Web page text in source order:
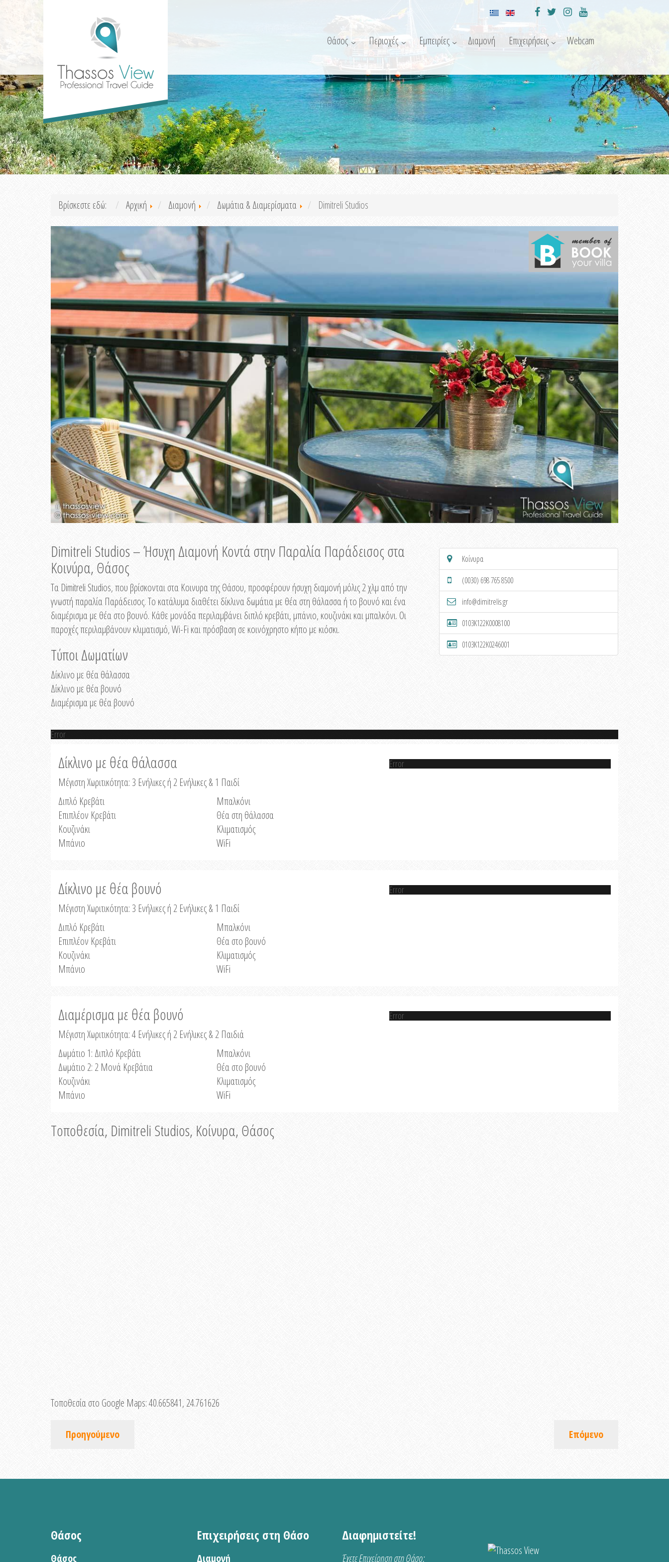
Θάσος Περιοχές Εμπειρίες Διαμονή Επιχειρήσεις Webcam
Βρίσκεστε εδώ: Αρχική Διαμονή Δωμάτια & Διαμερίσματα Dimitreli Studios
Dimitreli Studios – Ήσυχη Διαμονή Κοντά στην Παραλία Παράδεισος στα
Κοινύρα, Θάσος
Τα Dimitreli Studios, που βρίσκονται στα Κοινυρα της Θάσου, προσφέρουν ήσυχη διαμονή μόλις 2 χλμ από την
γνωστή παραλία Παράδεισος. Το κατάλυμα διαθέτει δίκλινα δωμάτια με θέα στη θάλασσα ή το βουνό και ένα
διαμέρισμα με θέα στο βουνό. Κάθε μονάδα περιλαμβάνει διπλό κρεβάτι, μπάνιο, κουζινάκι και μπαλκόνι. Οι
παροχές περιλαμβάνουν κλιματισμό, Wi-Fi και πρόσβαση σε κοινόχρηστο κήπο με κιόσκι.
Τύποι Δωματίων
Δίκλινο με θέα θάλασσα
Δίκλινο με θέα βουνό
Διαμέρισμα με θέα βουνό
Κοίνυρα
(0030) 698 765 8500
info@dimitrelis.gr
0103K122K0008100
0103K122K0246001
Error
Δίκλινο με θέα θάλασσα
Μέγιστη Χωριτικότητα: 3 Ενήλικες ή 2 Ενήλικες & 1 Παιδί
Διπλό Κρεβάτι
Επιπλέον Κρεβάτι
Κουζινάκι
Μπάνιο
Μπαλκόνι
Θέα στη θάλασσα
Κλιματισμός
WiFi
Error
Δίκλινο με θέα βουνό
Μέγιστη Χωριτικότητα: 3 Ενήλικες ή 2 Ενήλικες & 1 Παιδί
Διπλό Κρεβάτι
Επιπλέον Κρεβάτι
Κουζινάκι
Μπάνιο
Μπαλκόνι
Θέα στο βουνό
Κλιματισμός
WiFi
Error
Διαμέρισμα με θέα βουνό
Μέγιστη Χωριτικότητα: 4 Ενήλικες ή 2 Ενήλικες & 2 Παιδιά
Δωμάτιο 1: Διπλό Κρεβάτι
Δωμάτιο 2: 2 Μονά Κρεβάτια
Κουζινάκι
Μπάνιο
Μπαλκόνι
Θέα στο βουνό
Κλιματισμός
WiFi
Error
Τοποθεσία, Dimitreli Studios, Κοίνυρα, Θάσος
Τοποθεσία στο Google Maps:40.665841, 24.761626
Προηγούμενο Επόμενο
Θάσος
Θάσος
Επιχειρήσεις στη Θάσο
Διαμονή
Διαφημιστείτε!
Έχετε Επιχείρηση στη Θάσο;